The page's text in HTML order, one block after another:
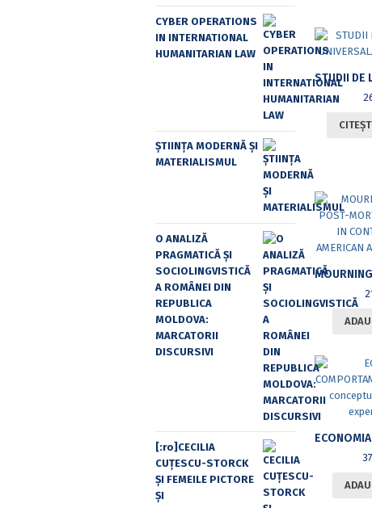
CYBER OPERATIONS
IN INTERNATIONAL
HUMANITARIAN LAW
ȘTIINȚA MODERNĂ ȘI
MATERIALISMUL
O ANALIZĂ
PRAGMATICĂ ȘI
SOCIOLINGVISTICĂ
A ROMÂNEI DIN
REPUBLICA
MOLDOVA:
MARCATORII
DISCURSIVI
[:ro]CECILIA
CUŢESCU-STORCK
ŞI FEMEILE PICTORE
ŞI